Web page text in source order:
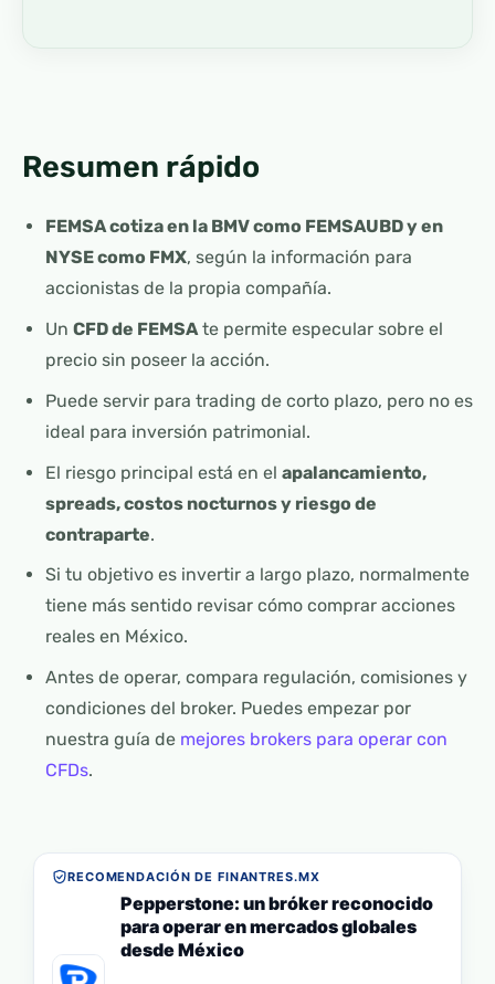
Resumen rápido
FEMSA cotiza en la BMV como FEMSAUBD y en
NYSE como FMX, según la información para
accionistas de la propia compañía.
Un CFD de FEMSAte permite especular sobre el
precio sin poseer la acción.
Puede servir para trading de corto plazo, pero no es
ideal para inversión patrimonial.
El riesgo principal está en el apalancamiento,
spreads, costos nocturnos y riesgo de
contraparte.
Si tu objetivo es invertir a largo plazo, normalmente
tiene más sentido revisar cómo comprar acciones
reales en México.
Antes de operar, compara regulación, comisiones y
condiciones del broker. Puedes empezar por
nuestra guía de mejores brokers para operar con
CFDs.
RECOMENDACIÓN DE FINANTRES.MX
Pepperstone: un bróker reconocido
para operar en mercados globales
desde México